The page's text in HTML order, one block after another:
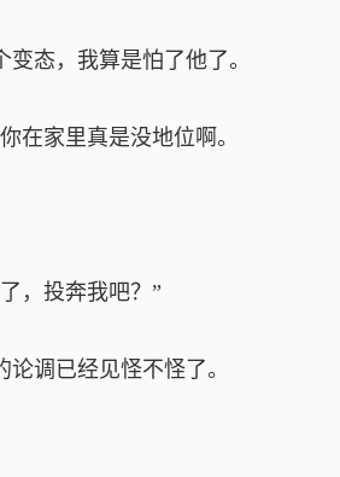
态，我算是怕了他了。
在家里真是没地位啊。
，投奔我吧？”
调已经见怪不怪了。